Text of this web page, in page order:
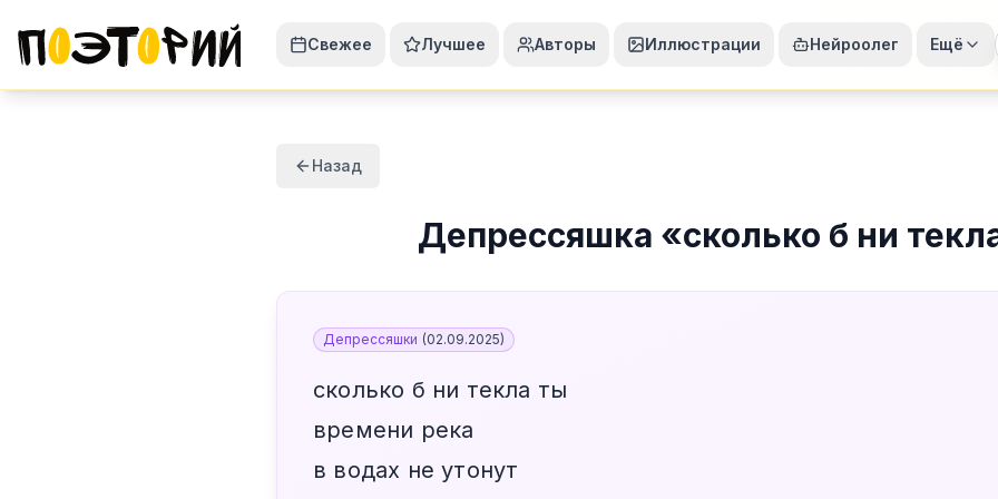
Свежее Лучшее Авторы Иллюстрации Нейроолег Ещё
Назад
Депрессяшка «сколько б ни
Депрессяшки (02.09.2025)
сколько б ни текла ты
времени река
в водах не утонут